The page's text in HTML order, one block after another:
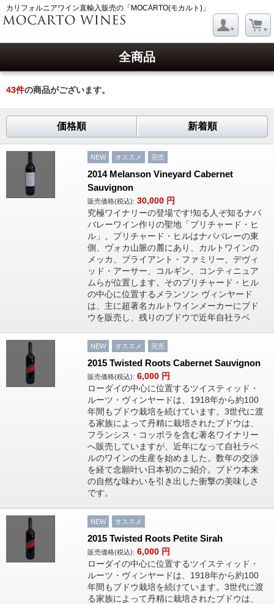
カリフォルニアワイン直輸入販売の「MOCARTO(モカルト)」
全商品
43件の商品がございます。
価格順 新着順
NEW オススメ 完売
2014 Melanson Vineyard Cabernet
Sauvignon
販売価格(税込): 30,000 円
究極ワイナリーの登場です!知る人ぞ知るナパ
バレーワイン作りの聖地「プリチャード・ヒ
ル」。プリチャード・ヒルはナパバレーの東
側、ヴォカ山脈の麓にあり、カルトワインの
メッカ、ブライアント・ファミリー、デヴィ
ッド・アーサー、コルギン、コンティニュア
ムらが位置します。そのプリチャード・ヒル
の中心に位置するメランソン ヴィンヤード
は、主に超著名カルトワインメーカーにブド
ウを販売し、残りのブドウで近年自社ラベ
NEW オススメ 完売
2015 Twisted Roots Cabernet Sauvignon
販売価格(税込): 6,000 円
ローダイの中心に位置するツイスティッド・
ルーツ・ヴィンヤードは、1918年から約100
年間もブドウ栽培を続けています。3世代に渡
る家族によって丹精に栽培されたブドウは、
フランシス・コッポラを含む著名ワイナリー
へ販売していますが、近年になって自社ラベ
ルのワインの生産を始めました。数年の交渉
を経て念願叶い日本初のご紹介。ブドウ本来
の自然な味わいを引き出した衝撃の美味しさ
です。
NEW オススメ
2015 Twisted Roots Petite Sirah
販売価格(税込): 6,000 円
ローダイの中心に位置するツイスティッド・
ルーツ・ヴィンヤードは、1918年から約100
年間もブドウ栽培を続けています。3世代に渡
る家族によって丹精に栽培されたブドウは、